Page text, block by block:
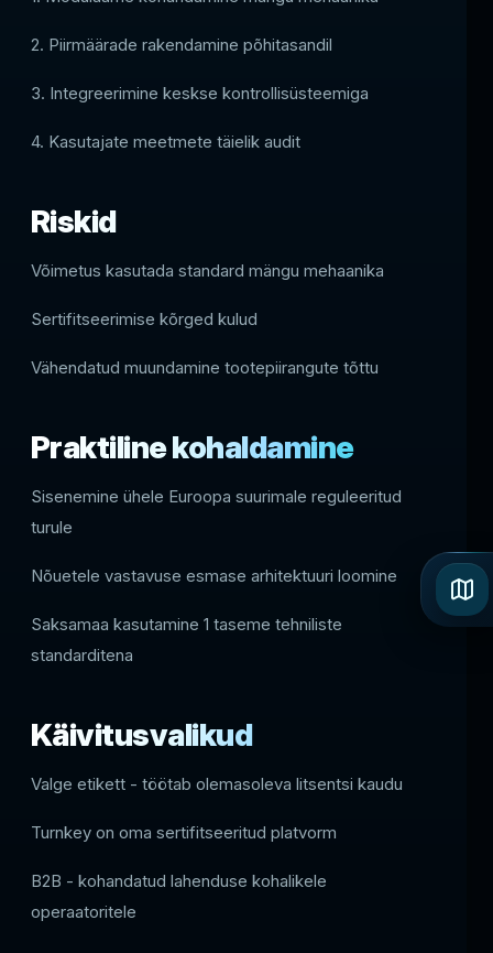
2. Piirmäärade rakendamine põhitasandil
3. Integreerimine keskse kontrollisüsteemiga
4. Kasutajate meetmete täielik audit
Riskid
Võimetus kasutada standard mängu mehaanika
Sertifitseerimise kõrged kulud
Vähendatud muundamine tootepiirangute tõttu
Praktiline kohaldamine
Sisenemine ühele Euroopa suurimale reguleeritud
turule
Nõuetele vastavuse esmase arhitektuuri loomine
Saksamaa kasutamine 1 taseme tehniliste
standarditena
Käivitusvalikud
Valge etikett - töötab olemasoleva litsentsi kaudu
Turnkey on oma sertifitseeritud platvorm
B2B - kohandatud lahenduse kohalikele
operaatoritele